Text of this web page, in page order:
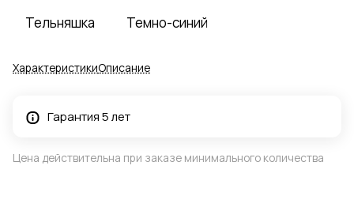
Тельняшка Темно-синий
ХарактеристикиОписание
Гарантия 5 лет
Цена действительна при заказе минимального количества